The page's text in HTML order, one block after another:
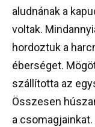
aludnának a
voltak.
hordoztuk a
éberséget.
szállította az
Összesen
a